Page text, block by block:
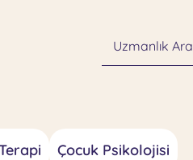
Uzmanlık Ara
Çocuk Psikolojisi